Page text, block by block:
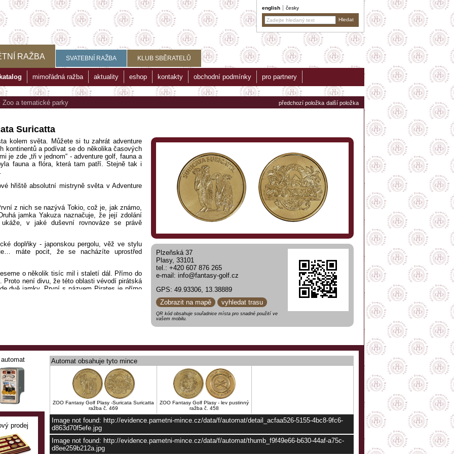
english česky
RAŽBA SVATEBNÍ RAŽBA KLUB SBĚRATELŮ
katalog mimořádná ražba aktuality eshop kontakty obchodní podmínky pro partnery
předchozí položka další položka
Zoo a tematické parky
Suricatta
Plzeňská 37
Plasy, 33101
tel.: +420 607 876 265
e-mail: info@fantasy-golf.cz
GPS: 49.93306, 13.38889
Zobrazit na mapě
vyhledat trasu
QR kód obsahuje souřadnice místa pro snadné použití ve
vašem mobilu.
kolem světa. Můžete si tu zahrát adventure
kontinentů a podívat se do několika časových
je zde „tři v jednom“ - adventure golf, fauna a
fauna a flóra, která tam patří. Stejně tak i
hřiště absolutní mistryně světa v Adventure
z nich se nazývá Tokio, což je, jak známo,
jamka Yakuza naznačuje, že její zdolání
v jaké duševní rovnováze se právě
doplňky - japonskou pergolu, věž ve stylu
máte pocit, že se nacházíte uprostřed
o několik tisíc mil i staletí dál. Přímo do
Proto není divu, že této oblasti vévodí pirátská
dvě jamky. První s názvem Pirates je přímo
budov a chrámů, ale také zmenšený řecký
a Colosseum. Podívejte se, jak se s nimi
ze Středozemí a 200 let starý olivovník.
další zemi vynechat. Už jen její název
hraběte Draculy, nahání slabším
vstupuje s odhodláním pokořit obě zdejší
golfistky sleduje kromě Draculova ducha i
hradu. V hradním příkopu si všimneme koster
dobýt. Nenecháme se znervóznit šibenicí,
puštíkem bradatým a párem rysů bažinných
automat
prodej
Automat obsahuje tyto mince
ZOO Fantasy Golf Plasy -Suricata Suricatta
ražba č. 469
ZOO Fantasy Golf Plasy - lev pustinný
ražba č. 458
Image not found: http://evidence.pametni-mince.cz/data/f/automat/detail_acfaa526-5155-4bc8-9fc6-
d863d70f5efe.jpg
Image not found: http://evidence.pametni-mince.cz/data/f/automat/thumb_f9f49e66-b630-44af-a75c-
d8ee259b212a.jpg